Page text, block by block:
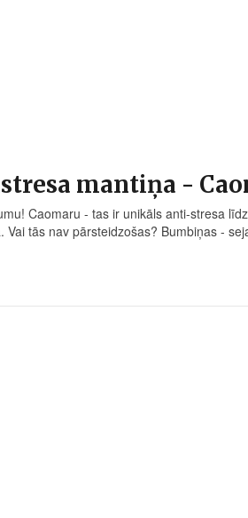
mantiņa -
Caomaru - tas ir unikāls anti-stresa
tās nav pārsteidzošas? Bumbiņas -